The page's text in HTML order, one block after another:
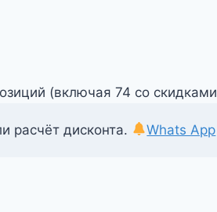
(включая 74 со скидками
расчёт дисконта. Whats App